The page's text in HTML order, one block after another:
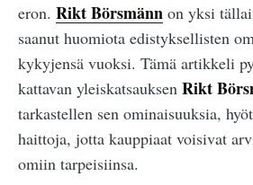
eron. Rikt Börsmänn on yksi
saanut huomiota edistyksellisten
kykyjensä vuoksi. Tämä artikkeli
kattavan yleiskatsauksen Rikt
tarkastellen sen ominaisuuksia,
haittoja, jotta kauppiaat voisivat
omiin tarpeisiinsa.